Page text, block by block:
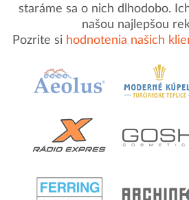
staráme sa o nich dlhodobo.
našou najlepšou
Pozrite si hodnotenia našich